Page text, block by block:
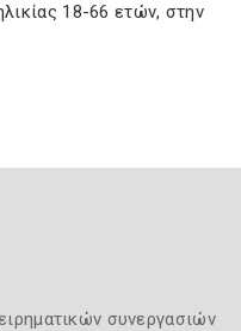
18-66 ετών, στην
συνεργασιών